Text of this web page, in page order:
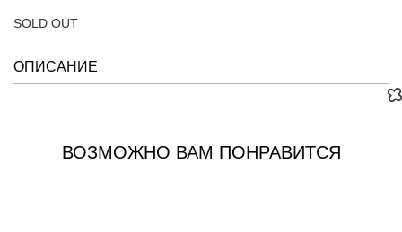
SOLD OUT
ОПИСАНИЕ
ВОЗМОЖНО ВАМ ПОНРАВИТСЯ